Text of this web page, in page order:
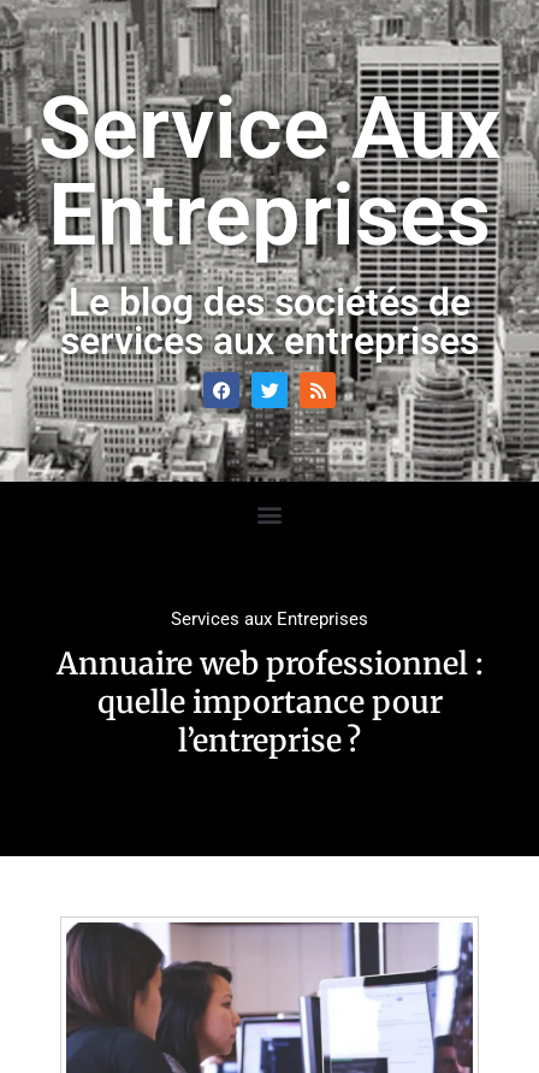
Service Aux
Entreprises
Le blog des sociétés de
services aux entreprises
Services aux Entreprises
Annuaire web professionnel :
quelle importance pour
l’entreprise ?